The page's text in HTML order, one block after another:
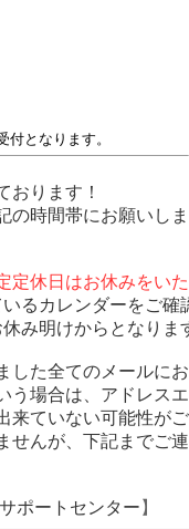
となります。
おります！
の時間帯にお願いし
休日はお休みをい
るカレンダーをご確
み明けからとなりま
た全てのメールに
う場合は、アドレス
来ていない可能性が
せんが、下記までご
ポートセンター 】